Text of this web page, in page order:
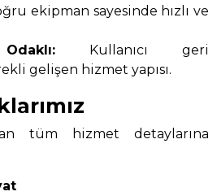
ekipman sayesinde hızlı ve
Kullanıcı geri
gelişen hizmet yapısı.
tüm hizmet detaylarına